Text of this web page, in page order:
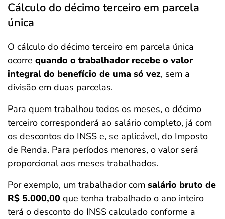
Cálculo do décimo terceiro em parcela
única
O cálculo do décimo terceiro em parcela única
ocorre quando o trabalhador recebe o valor
integral do benefício de uma só vez, sem a
divisão em duas parcelas.
Para quem trabalhou todos os meses, o décimo
terceiro corresponderá ao salário completo, já com
os descontos do INSS e, se aplicável, do Imposto
de Renda. Para períodos menores, o valor será
proporcional aos meses trabalhados.
Por exemplo, um trabalhador com salário bruto de
R$ 5.000,00 que tenha trabalhado o ano inteiro
terá o desconto do INSS calculado conforme a